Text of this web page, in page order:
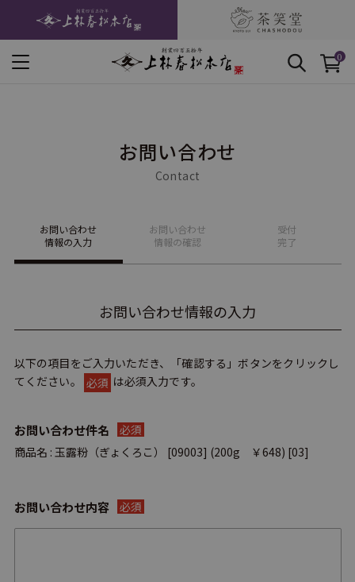
0
Contact
お問い合わせ
お問い合わせ
情報の入力
お問い合わせ
情報の確認
受付
完了
お問い合わせ情報の入力
以下の項目をご入力いただき、「確認する」ボタンをクリックし
てください。
必須 は必須入力です。
お問い合わせ件名
必須
商品名 : 玉露粉（ぎょくろこ） [09003]
お問い合わせ内容 必須